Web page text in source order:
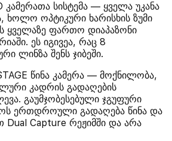
კამერათა სისტემა — ყველა უკანა
ხოლო ოპტიკური ხარისხის ზუმი
ყველაზე ფართო დიაპაზონი
ეს იგივეა, რაც 8
ლინზა შენს ჯიბეში.
წინა კამერა — მოქნილობა,
კადრის გადაღების
გაუმჯობესებული ჯგუფური
ერთდროული გადაღება წინა და
Dual Capture რეჟიმში და არა